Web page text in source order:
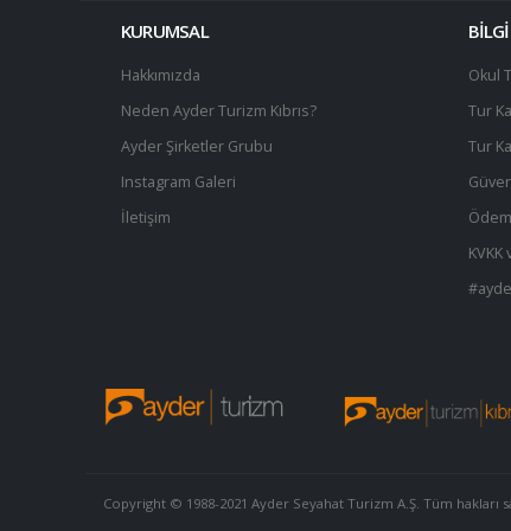
KURUMSAL
Hakkımızda
Neden Ayder Turizm Kıbrıs?
Ayder Şirketler Grubu
Instagram Galeri
İletişim
Okul
Tur
Tur
KVKK
Copyright © 1988-2021 Ayder Seyahat Turizm A.Ş. Tüm hakları